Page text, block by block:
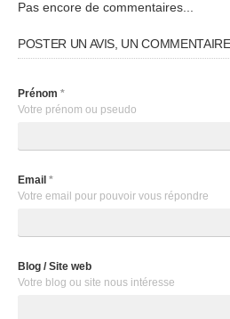
Pas encore de commentaires...
POSTER UN AVIS, UN
Prénom *
Votre prénom ou pseudo
Email *
Votre email pour pouvoir vous répondre
Blog / Site web
Votre blog ou site nous intéresse